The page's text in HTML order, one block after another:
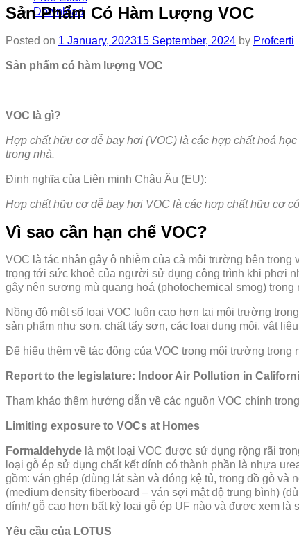
Download
Sản Phẩm Có Hàm Lượng VOC
Posted on 1 January, 202315 September, 2024 by Profcerti
Sản phẩm có hàm lượng VOC
VOC là gì?
Hợp chất hữu cơ dễ bay hơi (VOC) là các hợp chất hoá
trong nhà.
Định nghĩa của Liên minh Châu Âu (EU):
Hợp chất hữu cơ dễ bay hơi VOC là các hợp chất hữu cơ
Vì sao cần hạn chế VOC?
VOC là tác nhân gây ô nhiễm của cả môi trường bên
trọng tới sức khoẻ của người sử dụng công trình khi phơi
gây nên sương mù quang hoá (photochemical smog) trong
Nồng độ một số loại VOC luôn cao hơn tại môi trường
sản phẩm như sơn, chất tẩy sơn, các loại dung môi, vật
Để hiểu thêm về tác động của VOC trong môi trường
Report to the legislature: Indoor Air Pollution in
Tham khảo thêm hướng dẫn về các nguồn VOC chính
Limiting exposure to VOCs at Homes
Formaldehyde là một loại VOC được sử dụng rộng rãi
loại gỗ ép sử dụng chất kết dính có thành phần là nhựa
gồm: ván ghép (dùng lát sàn và đóng kệ tủ, trong đồ gỗ và
(medium density fiberboard – ván sợi mật độ trung bình)
dính/ gỗ cao hơn bất kỳ loại gỗ ép UF nào và được xem là
Yêu cầu của LOTUS